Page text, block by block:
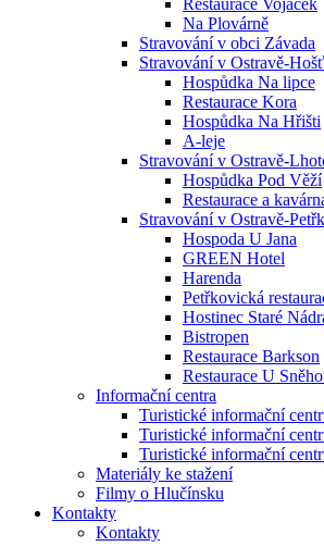
Restaurace Vojáček
Na Plovárně
Stravování v obci Závada
Stravování v Ostravě-
Hospůdka Na lipce
Restaurace Kora
Hospůdka Na Hřišti
A-leje
Stravování v Ostravě-
Hospůdka Pod Věží
Restaurace a
Stravování v Ostravě-
Hospoda U Jana
GREEN Hotel
Harenda
Petřkovická
Hostinec Staré
Bistropen
Restaurace Barkson
Restaurace U
Informační centra
Turistické informační
Turistické informační
Turistické informační
Materiály ke stažení
Filmy o Hlučínsku
Kontakty
Kontakty